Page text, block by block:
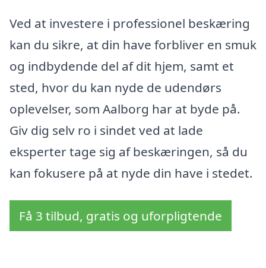
Ved at investere i professionel beskæring
kan du sikre, at din have forbliver en smuk
og indbydende del af dit hjem, samt et
sted, hvor du kan nyde de udendørs
oplevelser, som Aalborg har at byde på.
Giv dig selv ro i sindet ved at lade
eksperter tage sig af beskæringen, så du
kan fokusere på at nyde din have i stedet.
Få 3 tilbud, gratis og uforpligtende